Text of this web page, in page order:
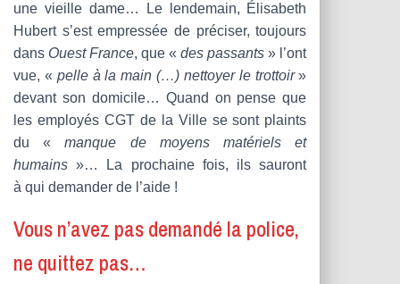
une vieille dame… Le lendemain, Élisabeth
Hubert s’est empressée de préciser, toujours
dans Ouest France, que «des passants » l’ont
vue, « pelle à la main (…) nettoyer le trottoir»
devant son domicile… Quand on pense que
les employés CGT de la Ville se sont plaints
du «manque de moyens matériels et
humains »… La prochaine fois, ils sauront
à qui demander de l’aide !
Vous n’avez pas demandé la police,
ne quittez pas…